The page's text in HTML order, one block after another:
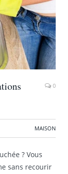
0
MAISON
? Vous
sans recourir